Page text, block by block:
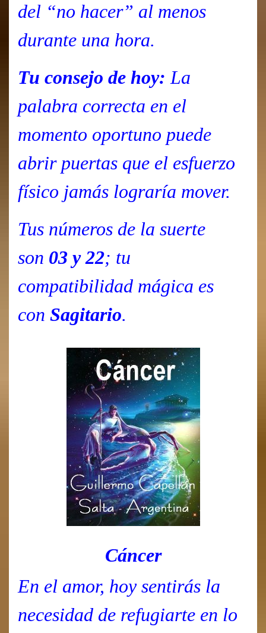
del “no hacer” al menos
durante una hora.
Tu consejo de hoy: La
palabra correcta en el
momento oportuno puede
abrir puertas que el esfuerzo
físico jamás lograría mover.
Tus números de la suerte
son 03 y 22; tu
compatibilidad mágica es
con Sagitario.
Cáncer
En el amor, hoy sentirás la
necesidad de refugiarte en lo